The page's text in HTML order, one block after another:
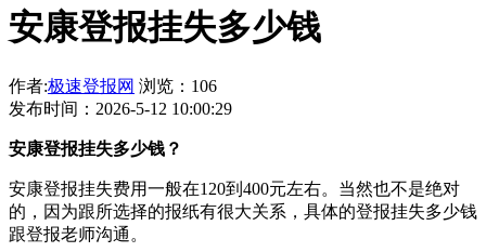
安康登报挂失多少钱
作者:极速登报网 浏览：106
发布时间：2026-5-12 10:00:29
安康登报挂失多少钱？
安康登报挂失费用一般在120到400元左右。当然也不是绝对
的，因为跟所选择的报纸有很大关系，具体的登报挂失多少钱
跟登报老师沟通。